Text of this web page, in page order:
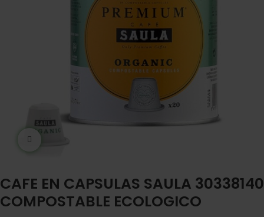
CAFE EN CAPSULAS SAULA 30338140
COMPOSTABLE ECOLOGICO